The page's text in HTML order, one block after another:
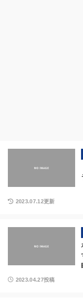
2023.07.12更新
2023.04.27投稿